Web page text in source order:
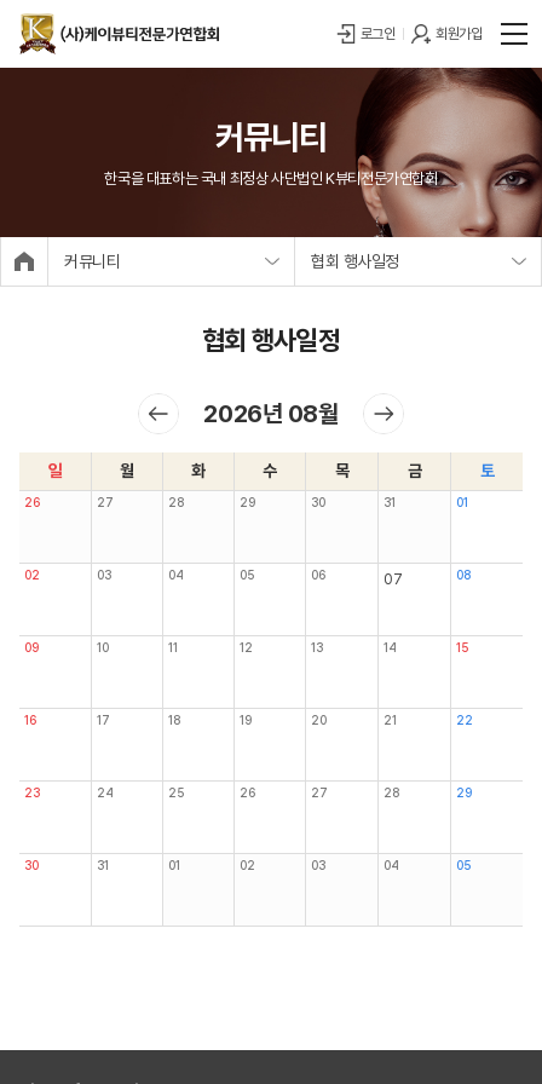
로그인 회원가입
커뮤니티
한국을 대표하는 국내 최정상 사단법인 K뷰티전문가연합회
커뮤니티 협회 행사일정
협회 행사일정
2026년 08월
일 월 화 수 목 금 토
26 27 28 29 30 31 01
02 03 04 05 06 07 08
09 10 11 12 13 14 15
16 17 18 19 20 21 22
23 24 25 26 27 28 29
30 31 01 02 03 04 05